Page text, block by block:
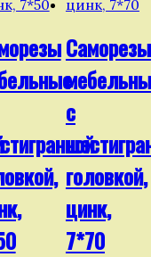
Саморезы
с
головкой,
цинк,
7*70